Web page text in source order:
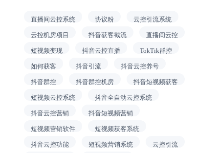
直播间云控系统 协议粉 云控引流系统
云控机房项目 抖音获客截流 直播间云控
短视频变现 抖音云控直播 TokTik群控
如何获客 抖音引流 抖音云控养号
抖音群控 抖音群控机房 抖音短视频获客
短视频云控系统 抖音全自动云控系统
抖音云控营销 抖音短视频营销
短视频营销软件 短视频获客系统
抖音云控功能 短视频营销系统 云控引流